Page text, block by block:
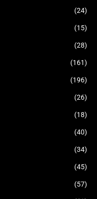
(24)
(15)
(28)
(161)
(196)
(26)
(18)
(40)
(34)
(45)
(57)